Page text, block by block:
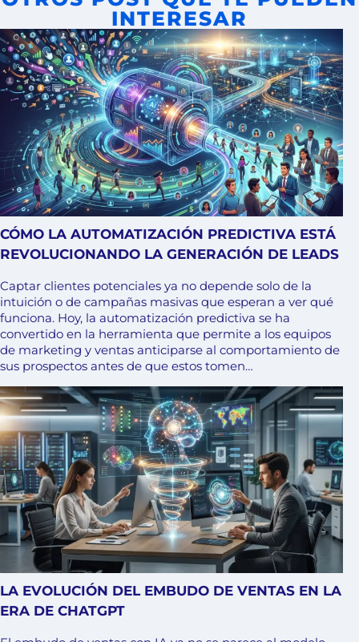
INTERESAR
CÓMO LA AUTOMATIZACIÓN PREDICTIVA ESTÁ
REVOLUCIONANDO LA GENERACIÓN DE LEADS
Captar clientes potenciales ya no depende solo de la
intuición o de campañas masivas que esperan a ver qué
funciona. Hoy, la automatización predictiva se ha
convertido en la herramienta que permite a los equipos
de marketing y ventas anticiparse al comportamiento de
sus prospectos antes de que estos tomen…
LA EVOLUCIÓN DEL EMBUDO DE VENTAS EN LA
ERA DE CHATGPT